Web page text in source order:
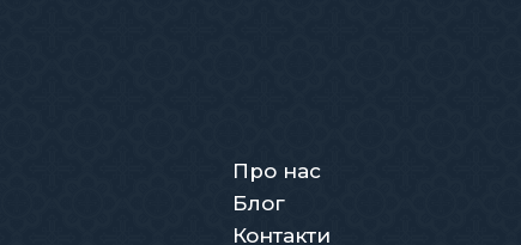
Про нас
Блог
Контакти